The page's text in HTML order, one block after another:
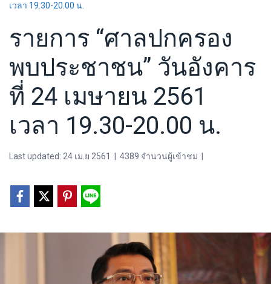
เวลา 19.30-20.00 น.
รายการ “ศาลปกครอง
พบประชาชน” วันอังคาร
ที่ 24 เมษายน 2561
เวลา 19.30-20.00 น.
Last updated: 24 เม.ย 2561 4389 จำนวนผู้เข้าชม